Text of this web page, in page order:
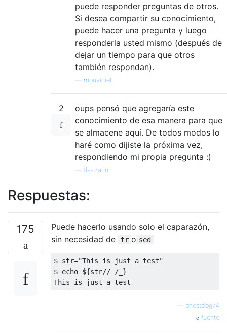
puede responder preguntas de otros.
Si desea compartir su conocimiento,
puede hacer una pregunta y luego
responderla usted mismo (después de
dejar un tiempo para que otros
también respondan).
mouviciel
2
oups pensó que agregaría este
conocimiento de esa manera para que
se almacene aquí. De todos modos lo
haré como dijiste la próxima vez,
respondiendo mi propia pregunta :)
flazzarini
Respuestas:
175
Puede hacerlo usando solo el caparazón,
sin necesidad de
tr o sed
$ str="This is just a test"
$ echo ${str// /_}
ghostdog74
fuente